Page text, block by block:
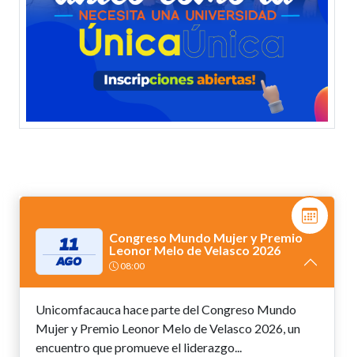
11
AGO
Congreso Mundo Mujer y Premio
Leonor Melo de Velasco 2026
08:00
Unicomfacauca hace parte del Congreso Mundo
Mujer y Premio Leonor Melo de Velasco 2026, un
encuentro que promueve el liderazgo...